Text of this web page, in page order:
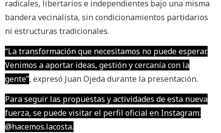
radicales, libertarios e independientes bajo una misma
bandera vecinalista, sin condicionamientos partidarios
ni estructuras tradicionales.
“La transformación que necesitamos no puede esperar.
Venimos a aportar ideas, gestión y cercanía con la
gente”, expresó Juan Ojeda durante la presentación.
Para seguir las propuestas y actividades de esta nueva
fuerza, se puede visitar el perfil oficial en Instagram:
@hacemos.lacosta.